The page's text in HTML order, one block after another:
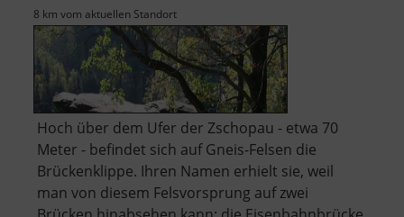
8 km vom aktuellen Standort
Hoch über dem Ufer der Zschopau - etwa 70
Meter - befindet sich auf Gneis-Felsen die
Brückenklippe. Ihren Namen erhielt sie, weil
man von diesem Felsvorsprung auf zwei